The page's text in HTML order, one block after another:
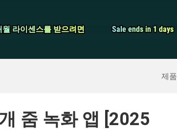
월 라이센스를 받으려면
월 라이센스를 받으려면 Sale ends in 1 days
Sale ends in 1 days
제품
스크린 레코더
줌 녹화 앱 [2025